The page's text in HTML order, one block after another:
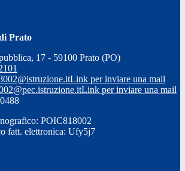
Prato
17 - 59100 Prato (PO)
Link per inviare una mail
Link per inviare una mail
POIC818002
fatt. elettronica: Ufy5j7